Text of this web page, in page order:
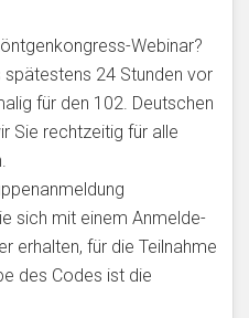
Webinar?
spätestens 24 Stunden vor
für den 102. Deutschen
Sie rechtzeitig für alle
sich mit einem Anmelde-
erhalten, für die Teilnahme
des Codes ist die